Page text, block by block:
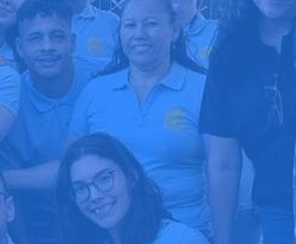
que realmente
gratis